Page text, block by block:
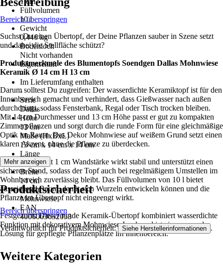
Füllvolumen
10 l
Gewicht
0,446 kg
Bodenloch
Nicht vorhanden
Eigenschaft
-
Im Lieferumfang enthalten
-
Serie
Dallas
Höhe
13 cm
Maße (HxBxL)
13 cm x 14 cm x 14 cm
Länge
14 cm
Breite
14 cm
Dekor
Mohnwiese
EAN
4006063652053
Bereich überspringen
Suchst Du einen Übertopf, der Deine Pflanzen sauber in Szene setzt
und dabei die Stellfläche schützt?
Produktmerkmale des Blumentopfs Soendgen Dallas Mohnwiese
Keramik Ø 14 cm H 13 cm
Darum solltest Du zugreifen: Der wasserdichte Keramiktopf ist für den
Innenbereich gemacht und verhindert, dass Gießwasser nach außen
durchdringt, sodass Fensterbank, Regal oder Tisch trocken bleiben.
Mit 14 cm Durchmesser und 13 cm Höhe passt er gut zu kompakten
Zimmerpflanzen und sorgt durch die runde Form für eine gleichmäßige
Optik im Raum. Das Dekor Mohnwiese auf weißem Grund setzt einen
klaren Akzent, ohne die Pflanze zu überdecken.
Die Keramik mit 1 cm Wandstärke wirkt stabil und unterstützt einen
sicheren Stand, sodass der Topf auch bei regelmäßigem Umstellen im
Wohnbereich zuverlässig bleibt. Das Füllvolumen von 10 l bietet
ausreichend Raum, damit sich Wurzeln entwickeln können und die
Pflanze im Übertopf nicht eingeengt wirkt.
Festgezurrt: Dieser runde Keramik-Übertopf kombiniert wasserdichte
Funktion mit dekorativem Mohnwiese-Look und ist eine passende
Lösung für gepflegte Pflanzenplätze im Innenbereich.
Mehr anzeigen
Produktsicherheit
Bereich überspringen
Verantwortlich für Produktsicherheit: Siehe Herstellerinformationen .
Weitere Kategorien